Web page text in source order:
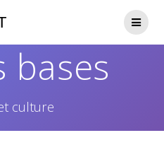
bases
culture